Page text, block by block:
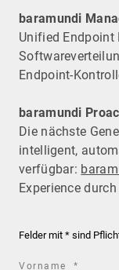
baramundi
Unified
Endpoint-
baramundi
Die nächste
intelligent,
verfügbar:
Experience
Felder mit * sind
Vorname *